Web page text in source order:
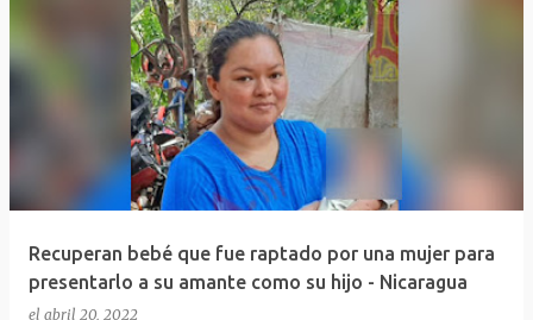
Recuperan bebé que fue raptado por una mujer para
presentarlo a su amante como su hijo - Nicaragua
el abril 20, 2022